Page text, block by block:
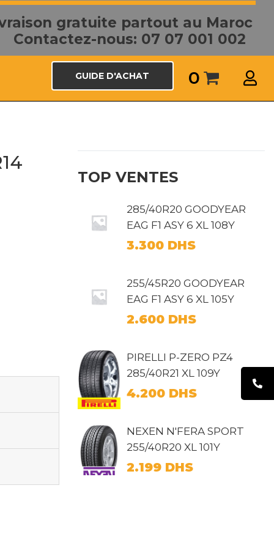
gratuite partout au Maroc
Contactez-nous: 07 07 001 002
GUIDE D'ACHAT 0
TOP VENTES
285/40R20 GOODYEAR
EAG F1 ASY 6 XL 108Y
3.300 DHS
255/45R20 GOODYEAR
EAG F1 ASY 6 XL 105Y
2.600 DHS
PIRELLI P-ZERO PZ4
285/40R21 XL 109Y
4.200 DHS
NEXEN N'FERA SPORT
255/40R20 XL 101Y
2.199 DHS